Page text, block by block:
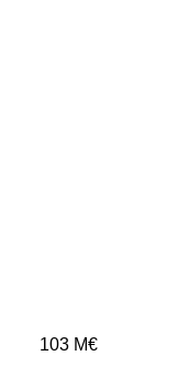
103 M€